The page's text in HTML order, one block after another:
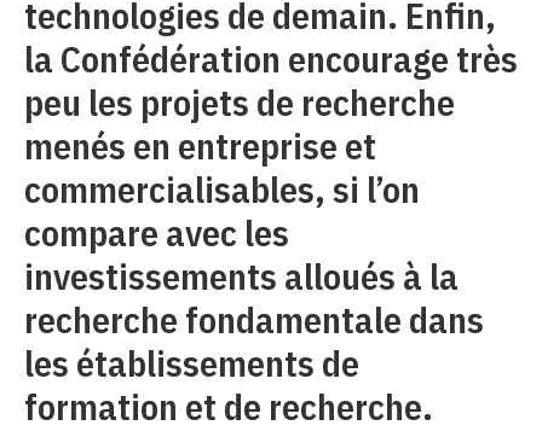
technologies de demain. Enfin,
la Confédération encourage très
peu les projets de recherche
menés en entreprise et
commercialisables, si l’on
compare avec les
investissements alloués à la
recherche fondamentale dans
les établissements de
formation et de recherche.